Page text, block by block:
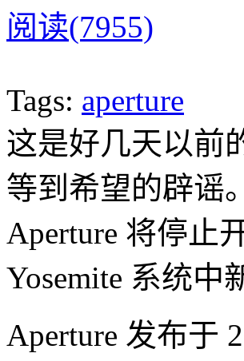
阅读(7955)
Tags: aperture
这是好几天以前
等到希望的辟谣
Aperture 将停止
Yosemite 系统中
Aperture 发布于